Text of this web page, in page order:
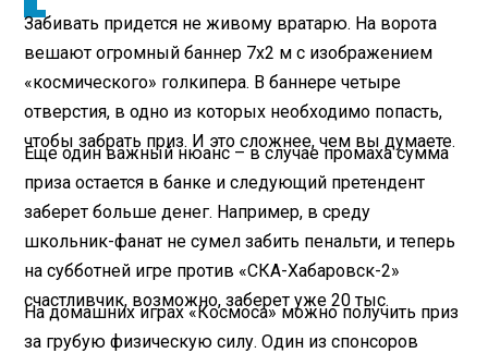
Забивать придется не живому вратарю. На ворота
вешают огромный баннер 7х2 м с изображением
«космического» голкипера. В баннере четыре
отверстия, в одно из которых необходимо попасть,
чтобы забрать приз. И это сложнее, чем вы думаете.
Еще один важный нюанс – в случае промаха сумма
приза остается в банке и следующий претендент
заберет больше денег. Например, в среду
школьник-фанат не сумел забить пенальти, и теперь
на субботней игре против «СКА-Хабаровск-2»
счастливчик, возможно, заберет уже 20 тыс.
На домашних играх «Космоса» можно получить приз
за грубую физическую силу. Один из спонсоров